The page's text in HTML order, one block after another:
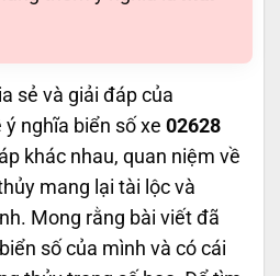
sẻ và giải đáp của
ý nghĩa biển số xe 02628
khác nhau, quan niệm về
mang lại tài lộc và
Mong rằng bài viết đã
số của mình và có cái